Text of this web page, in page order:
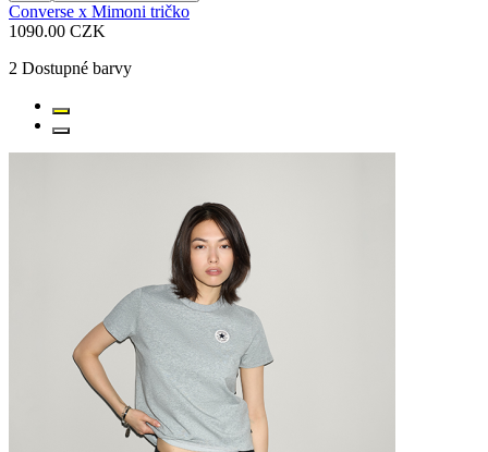
Converse x Mimoni tričko
1090.00 CZK
2 Dostupné barvy